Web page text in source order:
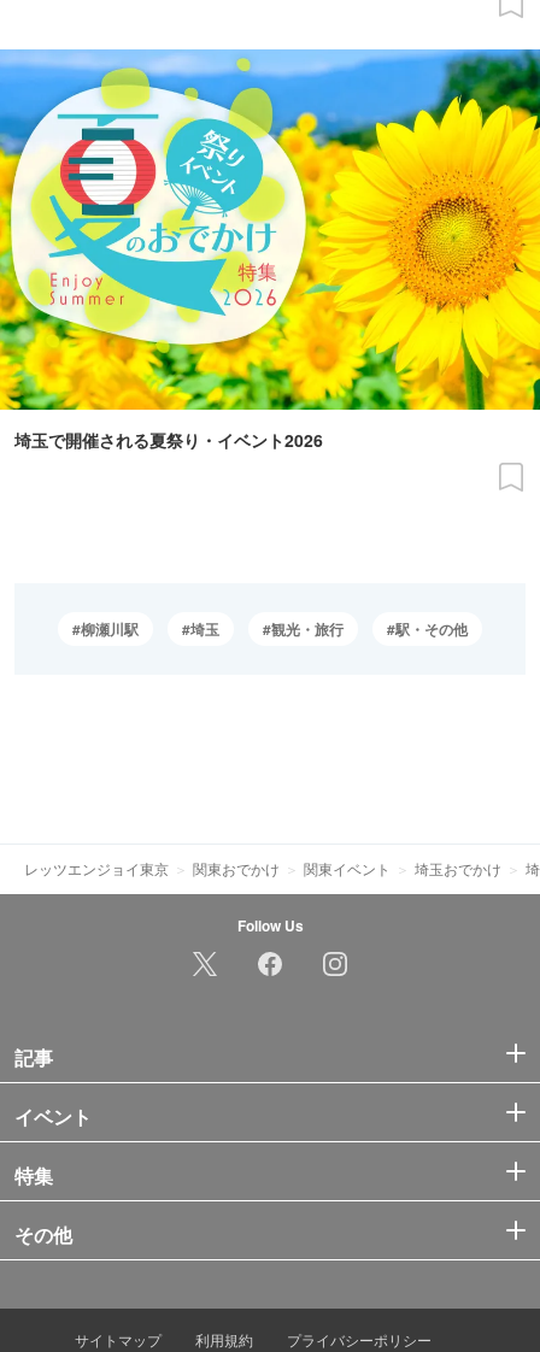
埼玉で開催される夏祭り・イベント2026
柳瀬川駅 埼玉 観光・旅行 駅・その他
レッツエンジョイ東京 関東おでかけ 関東イベント 埼玉おでかけ
Follow Us
記事
イベント
特集
その他
サイトマップ 利用規約 プライバシーポリシー